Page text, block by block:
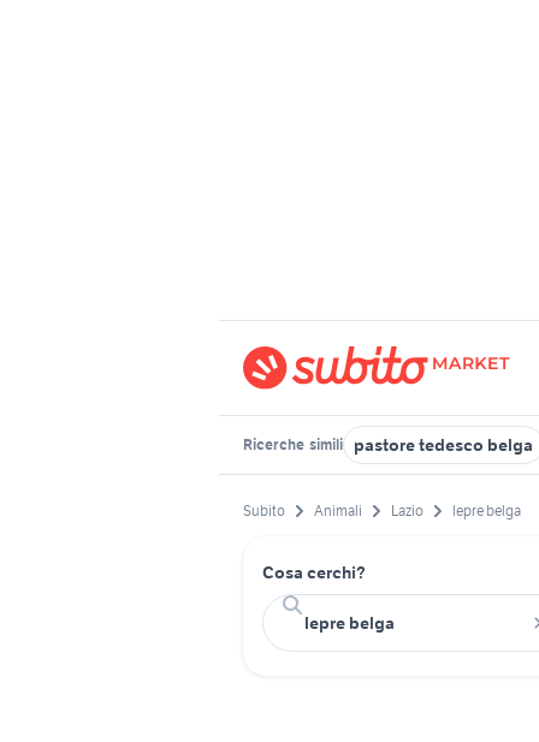
Ricerche simili pastore tedesco belga
Subito Animali Lazio lepre belga
Cosa cerchi?